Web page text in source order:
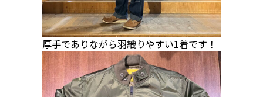
厚手でありながら羽織りやすい1着です！